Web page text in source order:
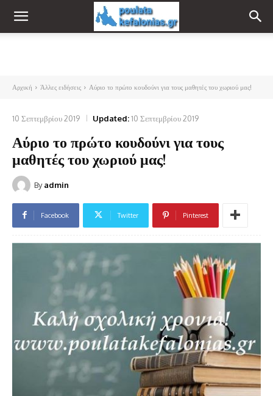
Αρχική Άλλες ειδήσεις Αύριο το πρώτο κουδούνι για τους μαθητές του χωριού μας!
10 Σεπτεμβρίου 2019 Updated:10 Σεπτεμβρίου 2019
Αύριο το πρώτο κουδούνι για τους
μαθητές του χωριού μας!
By admin
Facebook Twitter Pinterest